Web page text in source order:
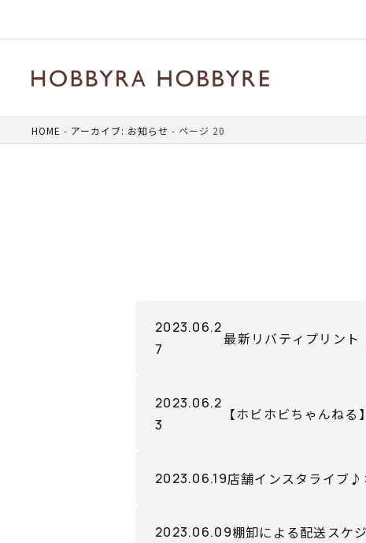
HOME アーカイブ: お知らせ ページ 20
2023.06.2
7
最新リバティプリン
2023.06.2
3
【ホビホビちゃんね
2023.06.19店舗インスタライブ♪
2023.06.09棚卸による配送スケ